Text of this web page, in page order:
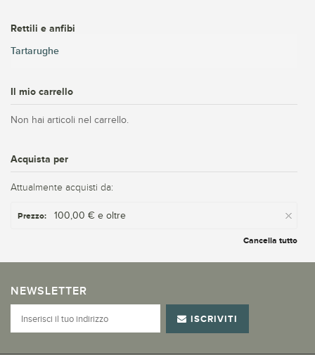
Rettili e anfibi
Tartarughe
Il mio carrello
Non hai articoli nel carrello.
Acquista per
Attualmente acquisti da:
Prezzo: 100,00 € e oltre
Cancella tutto
NEWSLETTER
ISCRIVITI